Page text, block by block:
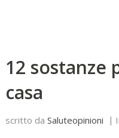
12 sostanze
casa
scritto da Saluteopinioni